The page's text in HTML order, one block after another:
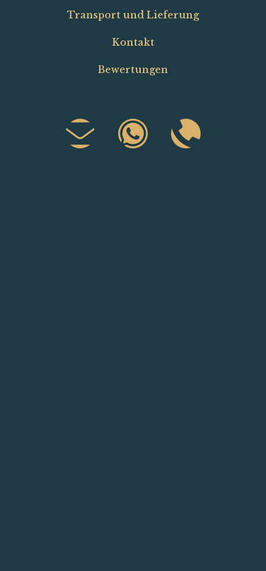
Transport und Lieferung
Kontakt
Bewertungen